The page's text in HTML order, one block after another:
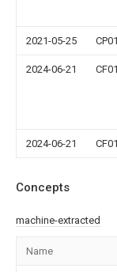
2021-05-25 CP01
2024-06-21 CF01
2024-06-21 CF01
Concepts
machine-extracted
Name